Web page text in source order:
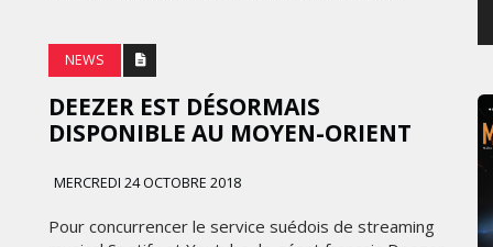
NEWS
DEEZER EST DÉSORMAIS
DISPONIBLE AU MOYEN-ORIENT
MERCREDI 24 OCTOBRE 2018
Pour concurrencer le service suédois de streaming